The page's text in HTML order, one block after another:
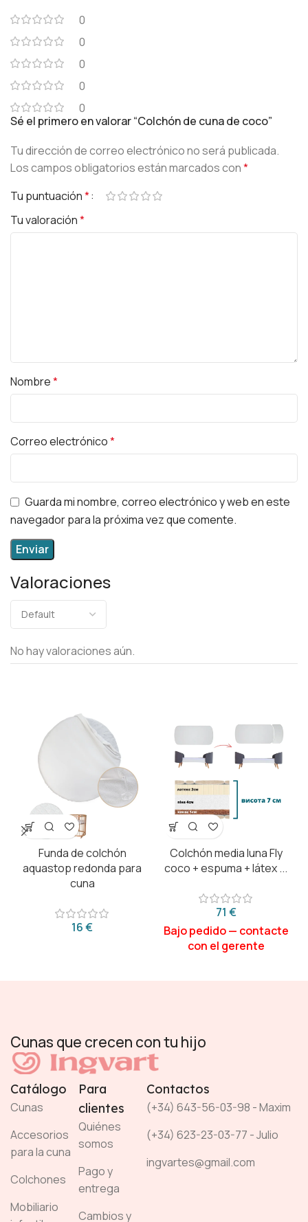
0
0
0
0
0
Valoraciones
No hay valoraciones aún.
Sé el primero en valorar “Colchón de cuna de coco”
Tu dirección de correo electrónico no será publicada.
Los campos obligatorios están marcados con*
Tu puntuación*
Tu valoración*
Nombre*
Correo electrónico*
Guarda mi nombre, correo electrónico y web en este
navegador para la próxima vez que comente.
Funda de colchón
aquastop redonda para
cuna
€
Colchón media luna Fly
coco + espuma + látex ...
€
Cunas que crecen con tu hijo
Catálogo
Cunas
Accesorios
para la cuna
Colchones
Mobiliario
Para
clientes
Quiénes
somos
Pago y
entrega
Cambios y
Contactos
(+34) 643-56-03-98 - Maxim
(+34) 623-23-03-77 - Julio
ingvartes@gmail.com